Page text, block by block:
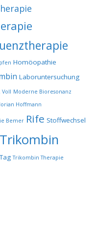
Homöopathie
Laboruntersuchung
Moderne Bioresonanz
Hoffmann
Bemer Rife Stoffwechsel
Trikombin
Trikombin Therapie